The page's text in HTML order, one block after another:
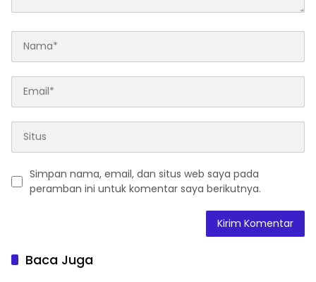
Simpan nama, email, dan situs web saya pada
peramban ini untuk komentar saya berikutnya.
Baca Juga